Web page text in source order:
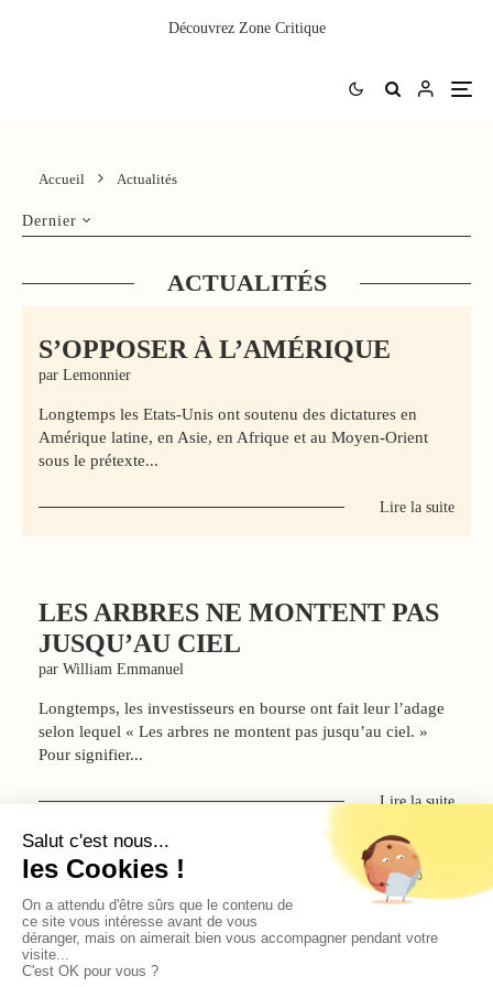
Découvrez Zone Critique
Accueil Actualités
Dernier
ACTUALITÉS
S’OPPOSER À L’AMÉRIQUE
par Lemonnier
Longtemps les Etats-Unis ont soutenu des dictatures en
Amérique latine, en Asie, en Afrique et au Moyen-Orient
sous le prétexte...
Lire la suite
LES ARBRES NE MONTENT PAS
JUSQU’AU CIEL
par William Emmanuel
Longtemps, les investisseurs en bourse ont fait leur l’adage
selon lequel « Les arbres ne montent pas jusqu’au ciel. »
Pour signifier...
Lire la suite